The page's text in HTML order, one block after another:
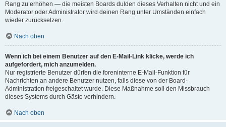
Rang zu erhöhen — die meisten Boards dulden dieses Verhalten nicht und ein
Moderator oder Administrator wird deinen Rang unter Umständen einfach
wieder zurücksetzen.
Nach oben
Wenn ich bei einem Benutzer auf den E-Mail-Link klicke, werde ich
aufgefordert, mich anzumelden.
Nur registrierte Benutzer dürfen die foreninterne E-Mail-Funktion für
Nachrichten an andere Benutzer nutzen, falls diese von der Board-
Administration freigeschaltet wurde. Diese Maßnahme soll den Missbrauch
dieses Systems durch Gäste verhindern.
Nach oben